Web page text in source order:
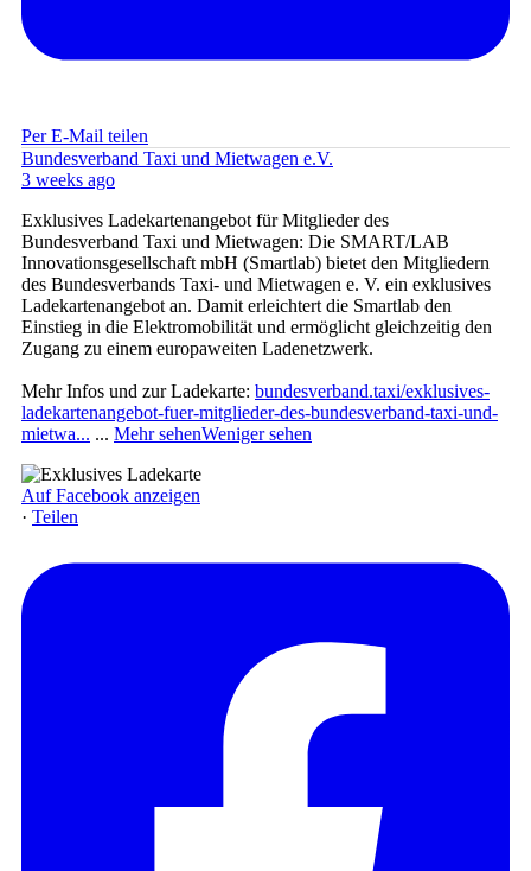
Per E-Mail teilen
Bundesverband Taxi und Mietwagen e.V.
3 weeks ago
Exklusives Ladekartenangebot für Mitglieder des
Bundesverband Taxi und Mietwagen: Die SMART/LAB
Innovationsgesellschaft mbH (Smartlab) bietet den Mitgliedern
des Bundesverbands Taxi- und Mietwagen e. V. ein exklusives
Ladekartenangebot an. Damit erleichtert die Smartlab den
Einstieg in die Elektromobilität und ermöglicht gleichzeitig den
Zugang zu einem europaweiten Ladenetzwerk.
Mehr Infos und zur Ladekarte: bundesverband.taxi/exklusives-
ladekartenangebot-fuer-mitglieder-des-bundesverband-taxi-und-
mietwa... ... Mehr sehenWeniger sehen
Auf Facebook anzeigen
· Teilen